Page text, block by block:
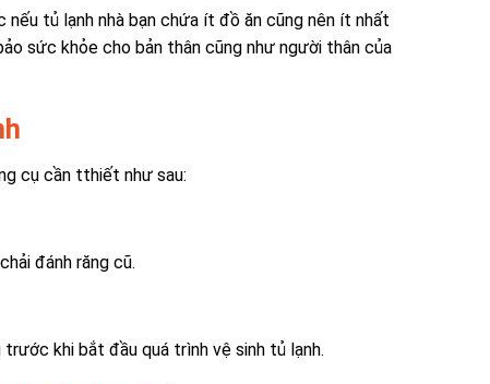
nếu tủ lạnh nhà bạn chứa ít đồ ăn cũng nên ít nhất
sức khỏe cho bản thân cũng như người thân của
cụ cần tthiết như sau:
đánh răng cũ.
khi bắt đầu quá trình vệ sinh tủ lạnh.